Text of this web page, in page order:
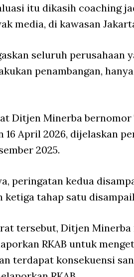
itu dikasih coaching
media, di kawasan
seluruh perusahaan
penambangan,
Ditjen Minerba
16 April 2026, dijelaskan
2025.
peringatan kedua
ketiga tahap satu
tersebut, Ditjen Minerba
RKAB untuk
terdapat konsekuensi